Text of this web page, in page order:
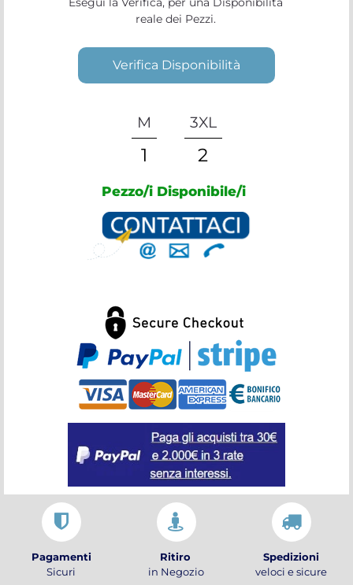
reale dei Pezzi.
Verifica Disponibilità
M
1
3XL
2
Pezzo/i Disponibile/i
Pagamenti
Sicuri
Ritiro
in Negozio
Spedizioni
veloci e sicure